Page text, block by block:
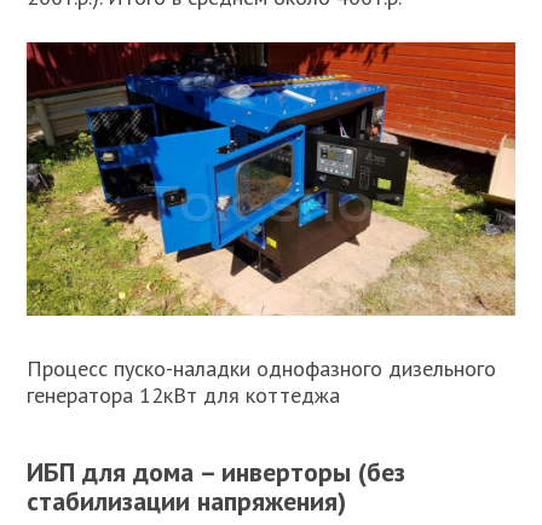
Процесс пуско-наладки однофазного дизельного
генератора 12кВт для коттеджа
ИБП для дома – инверторы (без
стабилизации напряжения)